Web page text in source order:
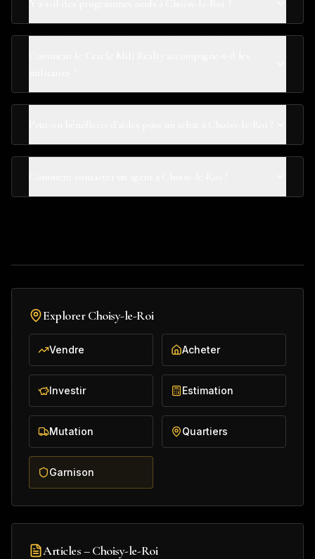
ExplorerChoisy-le-Roi
Vendre Acheter
Investir Estimation
Mutation Quartiers
Garnison
Articles –Choisy-le-Roi